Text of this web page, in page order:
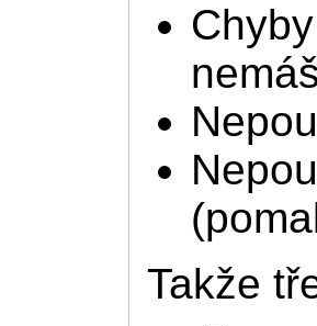
Takže